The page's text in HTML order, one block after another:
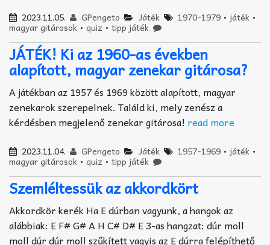
2023.11.05. GPengeto Játék 1970-1979• játék•
magyar gitárosok • quiz • tipp játék
JÁTÉK! Ki az 1960-as években
alapított, magyar zenekar gitárosa?
A játékban az 1957 és 1969 között alapított, magyar
zenekarok szerepelnek. Találd ki, mely zenész a
kérdésben megjelenő zenekar gitárosa! read more
2023.11.04. GPengeto Játék 1957-1969• játék•
magyar gitárosok • quiz • tipp játék
Szemléltessük az akkordkört
Akkordkör kerék Ha E dúrban vagyunk, a hangok az
alábbiak: E F# G# A H C# D# E 3-as hangzat: dúr moll
moll dúr dúr moll szűkített vagyis az E dúrra felépíthető